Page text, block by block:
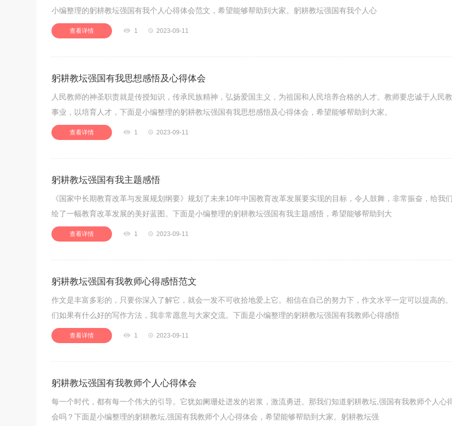
小编整理的躬耕教坛强国有我个人心得体会范文，希望能够帮助到大家。躬耕教坛强国有我个人心
查看详情  1  2023-09-11
躬耕教坛强国有我思想感悟及心得体会
人民教师的神圣职责就是传授知识，传承民族精神，弘扬爱国主义，为祖国和人民培养合格的人才。教师要忠诚于人民
事业，以培育人才，下面是小编整理的躬耕教坛强国有我思想感悟及心得体会，希望能够帮助到大家。
查看详情  1  2023-09-11
躬耕教坛强国有我主题感悟
《国家中长期教育改革与发展规划纲要》规划了未来10年中国教育改革发展要实现的目标，令人鼓舞，非常振奋，给我
绘了一幅教育改革发展的美好蓝图。下面是小编整理的躬耕教坛强国有我主题感悟，希望能够帮助到大
查看详情  1  2023-09-11
躬耕教坛强国有我教师心得感悟范文
作文是丰富多彩的，只要你深入了解它，就会一发不可收拾地爱上它。相信在自己的努力下，作文水平一定可以提高的
们如果有什么好的写作方法，我非常愿意与大家交流。下面是小编整理的躬耕教坛强国有我教师心得感悟
查看详情  1  2023-09-11
躬耕教坛强国有我教师个人心得体会
每一个时代，都有每一个伟大的引导。它犹如阑珊处迸发的岩浆，激流勇进。那我们知道躬耕教坛,强国有我教师个人心
会吗？下面是小编整理的躬耕教坛,强国有我教师个人心得体会，希望能够帮助到大家。躬耕教坛强